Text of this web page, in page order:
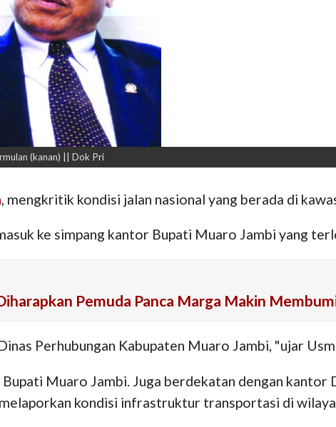
(kanan) || Dok Pri
, mengkritik kondisi jalan nasional yang berada di
ke simpang kantor Bupati Muaro Jambi yang
Pemuda Panca Marga Makin
Perhubungan Kabupaten Muaro Jambi, "ujar
Muaro Jambi. Juga berdekatan dengan kantor
kondisi infrastruktur transportasi di